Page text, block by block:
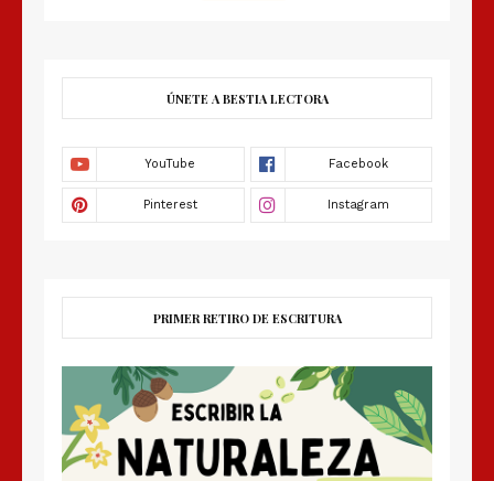
ÚNETE A BESTIA LECTORA
PRIMER RETIRO DE ESCRITURA